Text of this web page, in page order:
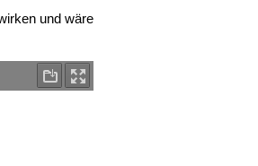
und wäre